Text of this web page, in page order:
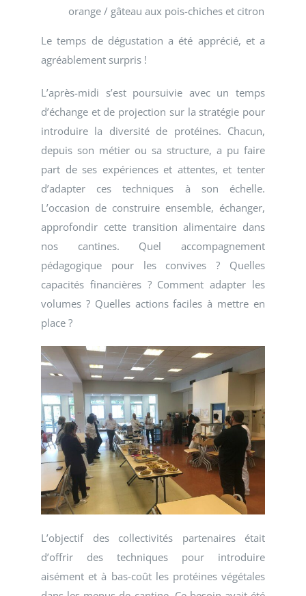
orange / gâteau aux pois-chiches et citron
Le temps de dégustation a été apprécié, et a
agréablement surpris !
L’après-midi s’est poursuivie avec un temps
d’échange et de projection sur la stratégie pour
introduire la diversité de protéines. Chacun,
depuis son métier ou sa structure, a pu faire
part de ses expériences et attentes, et tenter
d’adapter ces techniques à son échelle.
L’occasion de construire ensemble, échanger,
approfondir cette transition alimentaire dans
nos cantines. Quel accompagnement
pédagogique pour les convives ? Quelles
capacités financières ? Comment adapter les
volumes ? Quelles actions faciles à mettre en
place ?
L’objectif des collectivités partenaires était
d’offrir des techniques pour introduire
aisément et à bas-coût les protéines végétales